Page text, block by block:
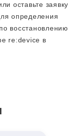
оставьте заявку
определения
восстановлению
re:device в